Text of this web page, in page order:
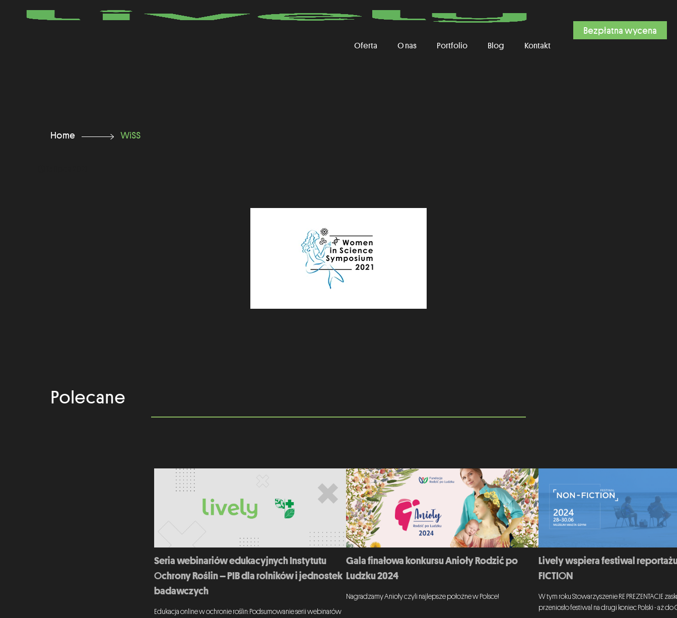
Oferta O nas Portfolio Blog Kontakt
Bezpłatna wycena
Home WiSS
Polecane
Seria webinariów edukacyjnych Instytutu
Ochrony Roślin – PIB dla rolników i jednostek
badawczych
Edukacja online w ochronie roślin: Podsumowanie serii webinarów
Gala finałowa konkursu Anioły Rodzić po
Ludzku 2024
Nagradzamy Anioły czyli najlepsze położne w Polsce!
Lively wspiera festiwal
FICTION
W tym roku Stowarzyszenie RE PREZENTACJE
przeniosło festiwal na drugi koniec Polski - aż do